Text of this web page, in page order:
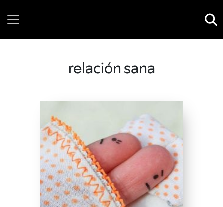
relación sana